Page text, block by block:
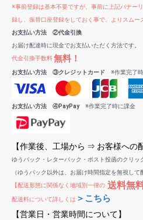
※事前登録は基本不要ですが、事前に上記バナー
録し、振替口座登録をしておく事で、よりスムー
お支払い方法 ②代金引換
お届け配達時に現金でお支払いただく方法です。
代金引換手数料無料！
お支払い方法 ③クレジットカード ※作業完了
お支払い方法 ④PayPay※作業完了時に課金
【作業後、工場から ⇒ お客様への
ゆうパック・レターパック・ポスト投函のクリッ
（ゆうパック以外は、お届け時間指定を無視して
【配送形態に関係なく地域別一律の 送料無
配送料について詳しくは ＞こちら
【営業日・営業時間について】